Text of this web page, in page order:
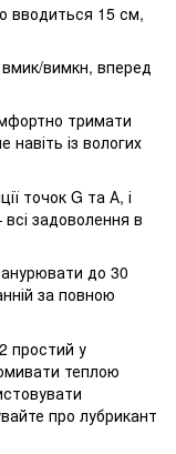
вводиться 15 см,
вимкн, вперед
тримати
навіть із вологих
точок G та А, і
всі задоволення в
до 30
за повною
простий у
теплою
про лубрикант